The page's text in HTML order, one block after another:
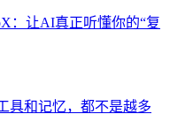
：让AI真正听懂你的“复
具和记忆，都不是越多